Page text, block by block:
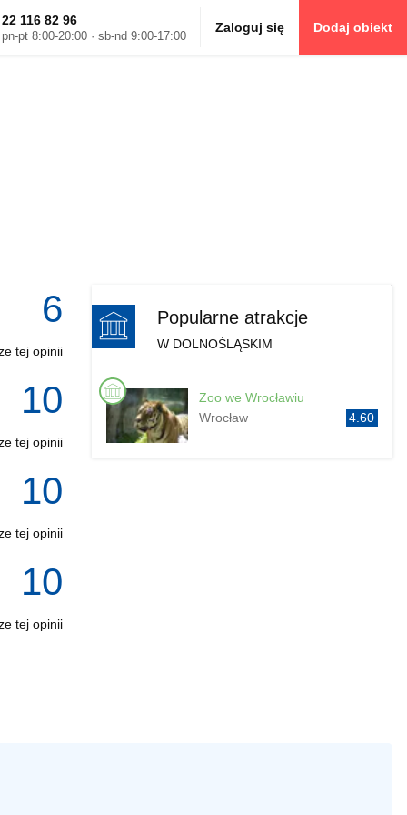
22 116 82 96
pn-pt 8:00-20:00 · sb-nd 9:00-17:00
Zaloguj się Dodaj obiekt
6
tej opinii
10
tej opinii
10
tej opinii
10
tej opinii
Popularne atrakcje
W DOLNOŚLĄSKIM
Zoo we Wrocławiu
Wrocław
4.60